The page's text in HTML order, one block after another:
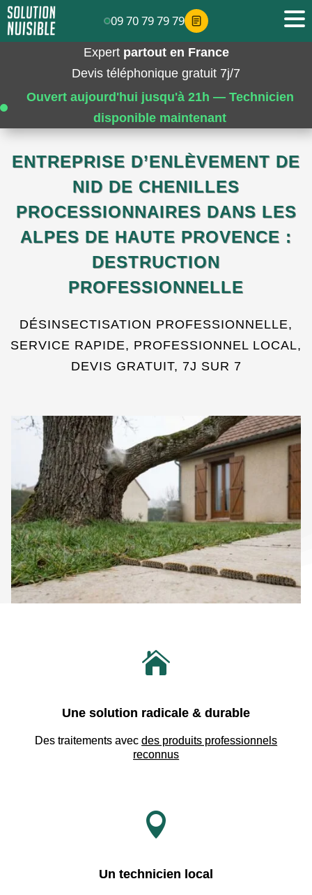
Expert partout en France
Devis téléphonique gratuit 7j/7
Ouvert aujourd'hui jusqu'à 21h — Technicien
disponible maintenant
ENTREPRISE D’ENLÈVEMENT DE
NID DE CHENILLES
PROCESSIONNAIRES DANS LES
ALPES DE HAUTE PROVENCE :
DESTRUCTION
PROFESSIONNELLE
DÉSINSECTISATION PROFESSIONNELLE,
SERVICE RAPIDE, PROFESSIONNEL LOCAL,
DEVIS GRATUIT, 7J SUR 7

Une solution radicale & durable
Des traitements avec des produits professionnels
reconnus

Un technicien local
09 70 79 79 79